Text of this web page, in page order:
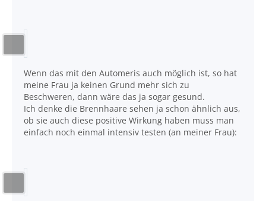
Wenn das mit den Automeris auch möglich ist, so hat
meine Frau ja keinen Grund mehr sich zu
Beschweren, dann wäre das ja sogar gesund.
Ich denke die Brennhaare sehen ja schon ähnlich aus,
ob sie auch diese positive Wirkung haben muss man
einfach noch einmal intensiv testen (an meiner Frau):